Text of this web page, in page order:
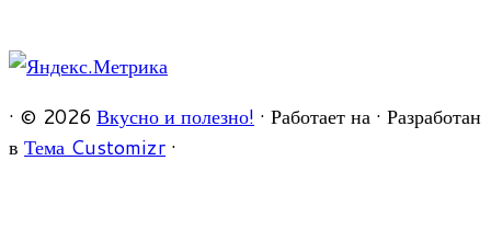
· © 2026 Вкусно и полезно! · Работает на · Разработан
в Тема Customizr ·